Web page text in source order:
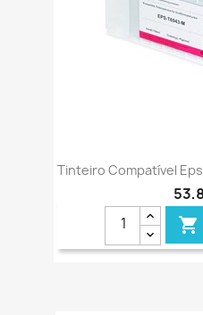
Tinteiro Compatível
